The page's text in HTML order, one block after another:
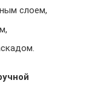
слоем,